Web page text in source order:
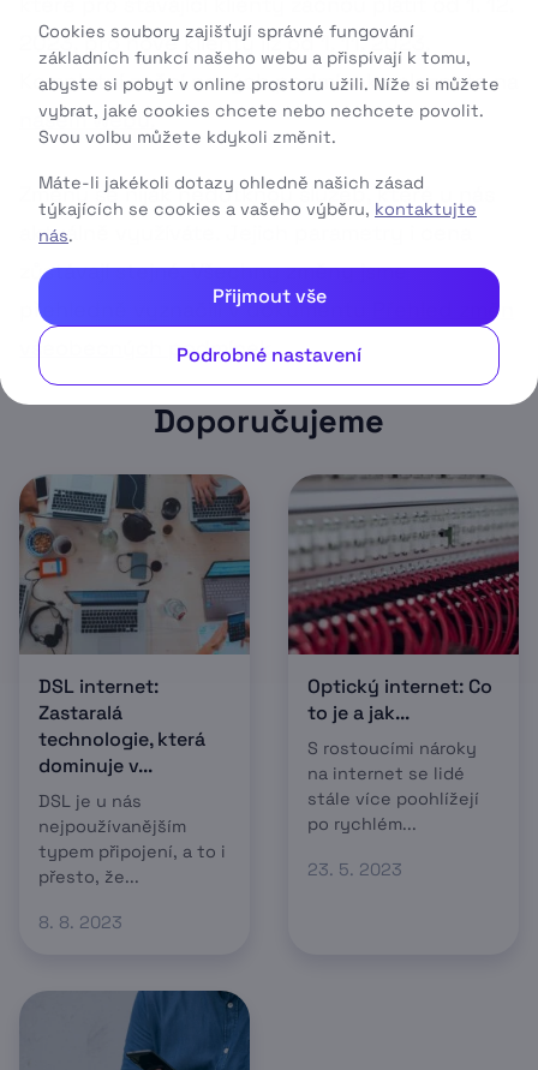
2023, pro nové klienty již od 1. 11. 2023.
Kompletní znění nových podmínek naleznete na
našem webu.
Změny se nijak nedotknou služeb, které u nás
aktuálně využíváte. Jejich parametry i cena
zůstávají stejné. Všechny změny jsme
přehledně vyznačili v dokumentu
Přehled změn
všeobecných podmínek .
Doporučujeme
DSL internet:
Zastaralá
technologie, která
dominuje v...
DSL je u nás
nejpoužívanějším
typem připojení, a to i
přesto, že...
8. 8. 2023
Optický internet: Co
to je a jak...
S rostoucími nároky
na internet se lidé
stále více poohlížejí
po rychlém...
23. 5. 2023
Cookies soubory zajišťují správné fungování
základních funkcí našeho webu a přispívají k tomu,
abyste si pobyt v online prostoru užili. Níže si můžete
vybrat, jaké cookies chcete nebo nechcete povolit.
Svou volbu můžete kdykoli změnit.
Máte-li jakékoli dotazy ohledně našich zásad
týkajících se cookies a vašeho výběru, kontaktujte
nás.
Přijmout vše
Podrobné nastavení